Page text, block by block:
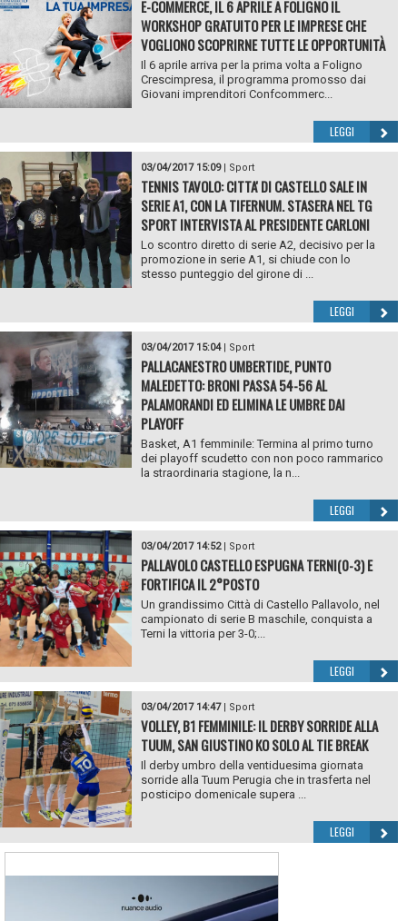
E-COMMERCE, IL 6 APRILE A FOLIGNO IL
WORKSHOP GRATUITO PER LE IMPRESE CHE
VOGLIONO SCOPRIRNE TUTTE LE OPPORTUNITÀ
Il 6 aprile arriva per la prima volta a Foligno
Crescimpresa, il programma promosso dai
Giovani imprenditori Confcommerc...
LEGGI
03/04/2017 15:09| Sport
TENNIS TAVOLO: CITTA' DI CASTELLO SALE IN
SERIE A1, CON LA TIFERNUM. STASERA NEL TG
SPORT INTERVISTA AL PRESIDENTE CARLONI
Lo scontro diretto di serie A2, decisivo per la
promozione in serie A1, si chiude con lo
stesso punteggio del girone di ...
LEGGI
03/04/2017 15:04| Sport
PALLACANESTRO UMBERTIDE, PUNTO
MALEDETTO: BRONI PASSA 54-56 AL
PALAMORANDI ED ELIMINA LE UMBRE DAI
PLAYOFF
Basket, A1 femminile: Termina al primo turno
dei playoff scudetto con non poco rammarico
la straordinaria stagione, la n...
LEGGI
03/04/2017 14:52| Sport
PALLAVOLO CASTELLO ESPUGNA TERNI(0-3) E
FORTIFICA IL 2°POSTO
Un grandissimo Città di Castello Pallavolo, nel
campionato di serie B maschile, conquista a
Terni la vittoria per 3-0;...
LEGGI
03/04/2017 14:47| Sport
VOLLEY, B1 FEMMINILE: IL DERBY SORRIDE ALLA
TUUM, SAN GIUSTINO KO SOLO AL TIE BREAK
Il derby umbro della ventiduesima giornata
sorride alla Tuum Perugia che in trasferta nel
posticipo domenicale supera ...
LEGGI